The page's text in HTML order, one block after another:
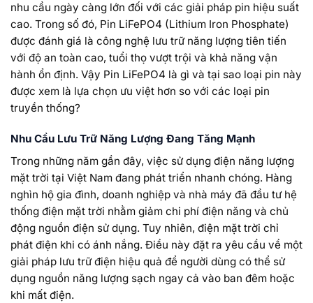
nhu cầu ngày càng lớn đối với các giải pháp pin hiệu suất
cao. Trong số đó, Pin LiFePO4 (Lithium Iron Phosphate)
được đánh giá là công nghệ lưu trữ năng lượng tiên tiến
với độ an toàn cao, tuổi thọ vượt trội và khả năng vận
hành ổn định. Vậy Pin LiFePO4 là gì và tại sao loại pin này
được xem là lựa chọn ưu việt hơn so với các loại pin
truyền thống?
Nhu Cầu Lưu Trữ Năng Lượng Đang Tăng Mạnh
Trong những năm gần đây, việc sử dụng điện năng lượng
mặt trời tại Việt Nam đang phát triển nhanh chóng. Hàng
nghìn hộ gia đình, doanh nghiệp và nhà máy đã đầu tư hệ
thống điện mặt trời nhằm giảm chi phí điện năng và chủ
động nguồn điện sử dụng. Tuy nhiên, điện mặt trời chỉ
phát điện khi có ánh nắng. Điều này đặt ra yêu cầu về một
giải pháp lưu trữ điện hiệu quả để người dùng có thể sử
dụng nguồn năng lượng sạch ngay cả vào ban đêm hoặc
khi mất điện.